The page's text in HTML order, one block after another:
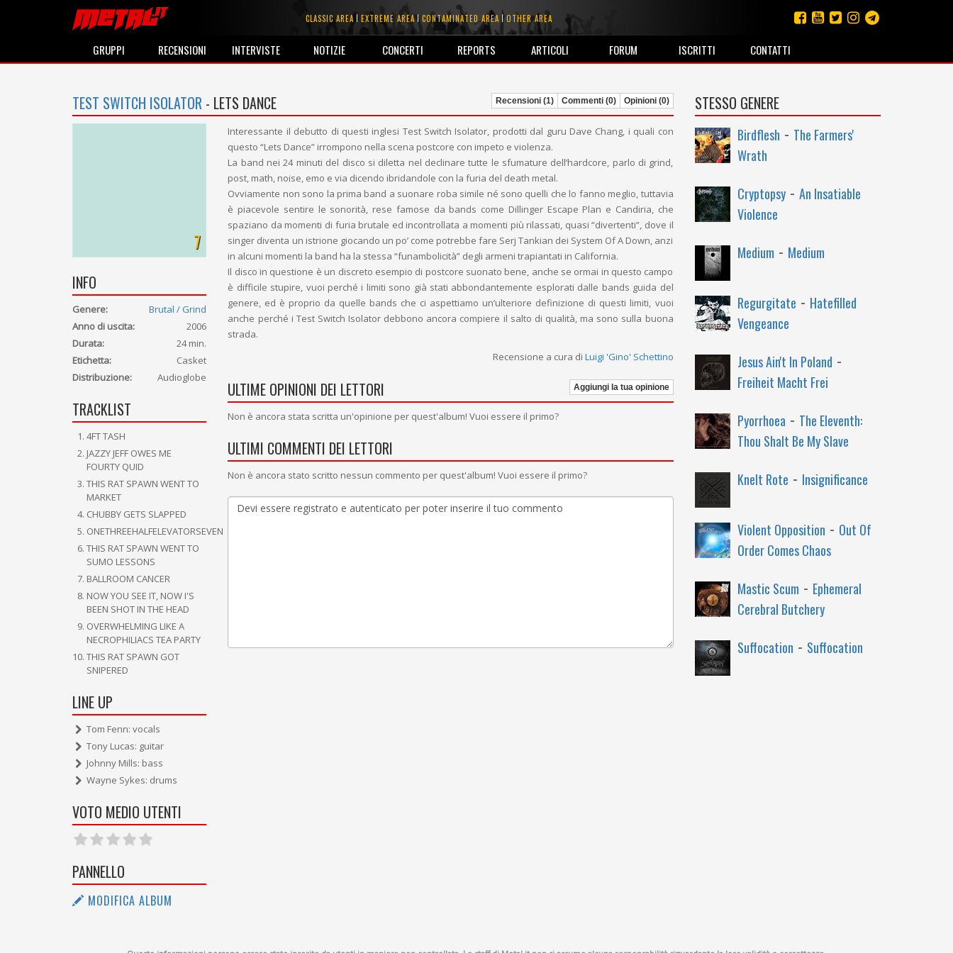
CLASSIC AREA EXTREME AREA CONTAMINATED AREA OTHER AREA
GRUPPI RECENSIONI INTERVISTE NOTIZIE CONCERTI REPORTS ARTICOLI FORUM ISCRITTI CONTATTI
TEST SWITCH ISOLATOR - LETS DANCE Recensioni (1) Commenti (0) Opinioni (0)
7
INFO
Genere:
Brutal / Grind
Anno di uscita:
2006
Durata:
24 min.
Etichetta:
Casket
Distribuzione:
Audioglobe
TRACKLIST
4FT TASH
JAZZY JEFF OWES ME
FOURTY QUID
THIS RAT SPAWN WENT TO
MARKET
CHUBBY GETS SLAPPED
ONETHREEHALFELEVATORSEVEN
THIS RAT SPAWN WENT TO
SUMO LESSONS
BALLROOM CANCER
NOW YOU SEE IT, NOW I'S
BEEN SHOT IN THE HEAD
OVERWHELMING LIKE A
NECROPHILIACS TEA PARTY
THIS RAT SPAWN GOT
SNIPERED
LINE UP
Tom Fenn: vocals
Tony Lucas: guitar
Johnny Mills: bass
Wayne Sykes: drums
VOTO MEDIO UTENTI
PANNELLO
MODIFICA ALBUM
Interessante il debutto di questi inglesi Test Switch Isolator, prodotti dal guru Dave Chang, i quali con
questo “Lets Dance” irrompono nella scena postcore con impeto e violenza.
La band nei 24 minuti del disco si diletta nel declinare tutte le sfumature dell’hardcore, parlo di grind,
post, math, noise, emo e via dicendo ibridandole con la furia del death metal.
Ovviamente non sono la prima band a suonare roba simile né sono quelli che lo fanno meglio, tuttavia
è piacevole sentire le sonorità, rese famose da bands come Dillinger Escape Plan e Candiria, che
spaziano da momenti di furia brutale ed incontrollata a momenti più rilassati, quasi “divertenti”, dove il
singer diventa un istrione giocando un po’ come potrebbe fare Serj Tankian dei System Of A Down, anzi
in alcuni momenti la band ha la stessa “funambolicità” degli armeni trapiantati in California.
Il disco in questione è un discreto esempio di postcore suonato bene, anche se ormai in questo campo
è difficile stupire, vuoi perché i limiti sono già stati abbondantemente esplorati dalle bands guida del
genere, ed è proprio da quelle bands che ci aspettiamo un’ulteriore definizione di questi limiti, vuoi
anche perché i Test Switch Isolator debbono ancora compiere il salto di qualità, ma sono sulla buona
strada.
Recensione a cura di Luigi 'Gino' Schettino
ULTIME OPINIONI DEI LETTORI Aggiungi la tua opinione
Non è ancora stata scritta un'opinione per quest'album! Vuoi essere il primo?
ULTIMI COMMENTI DEI LETTORI
Non è ancora stato scritto nessun commento per quest'album! Vuoi essere il primo?
STESSO GENERE
Birdflesh - The Farmers'
Wrath
Cryptopsy- An Insatiable
Violence
Medium - Medium
Regurgitate - Hatefilled
Vengeance
Jesus Ain't In Poland -
Freiheit Macht Frei
Pyorrhoea - The Eleventh:
Thou Shalt Be My Slave
Knelt Rote - Insignificance
Violent Opposition - Out Of
Order Comes Chaos
Mastic Scum - Ephemeral
Cerebral Butchery
Suffocation - Suffocation